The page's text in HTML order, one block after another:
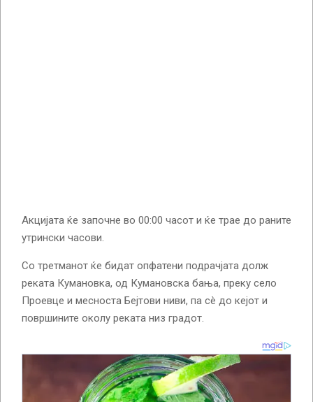
Акцијата ќе започне во 00:00 часот и ќе трае до раните
утрински часови.
Со третманот ќе бидат опфатени подрачјата долж
реката Кумановка, од Кумановска бања, преку село
Проевце и месноста Бејтови ниви, па сè до кејот и
површините околу реката низ градот.